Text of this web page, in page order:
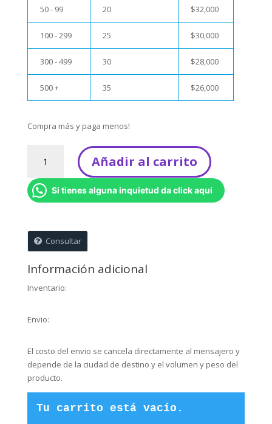
50 - 99 20 $32,000
100 - 299 25 $30,000
300 - 499 30 $28,000
500 + 35 $26,000
Compra más y paga menos!
personalizado
para
Amigos
cantidad
Añadir al carrito
Si tienes alguna inquietud da click aqui
Consultar
Información adicional
Inventario:
Envio:
El costo del envio se cancela directamente al mensajero y
depende de la ciudad de destino y el volumen y peso del
producto.
Tu carrito está vacío.